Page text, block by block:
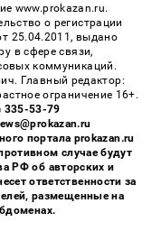
www.prokazan.ru.
о регистрации
25.04.2011, выдано
в сфере связи,
коммуникаций.
Главный редактор:
ограничение 16+.
335-53-79
портала prokazan.ru
случае будут
РФ об авторских и
ответственности за
размещенные на